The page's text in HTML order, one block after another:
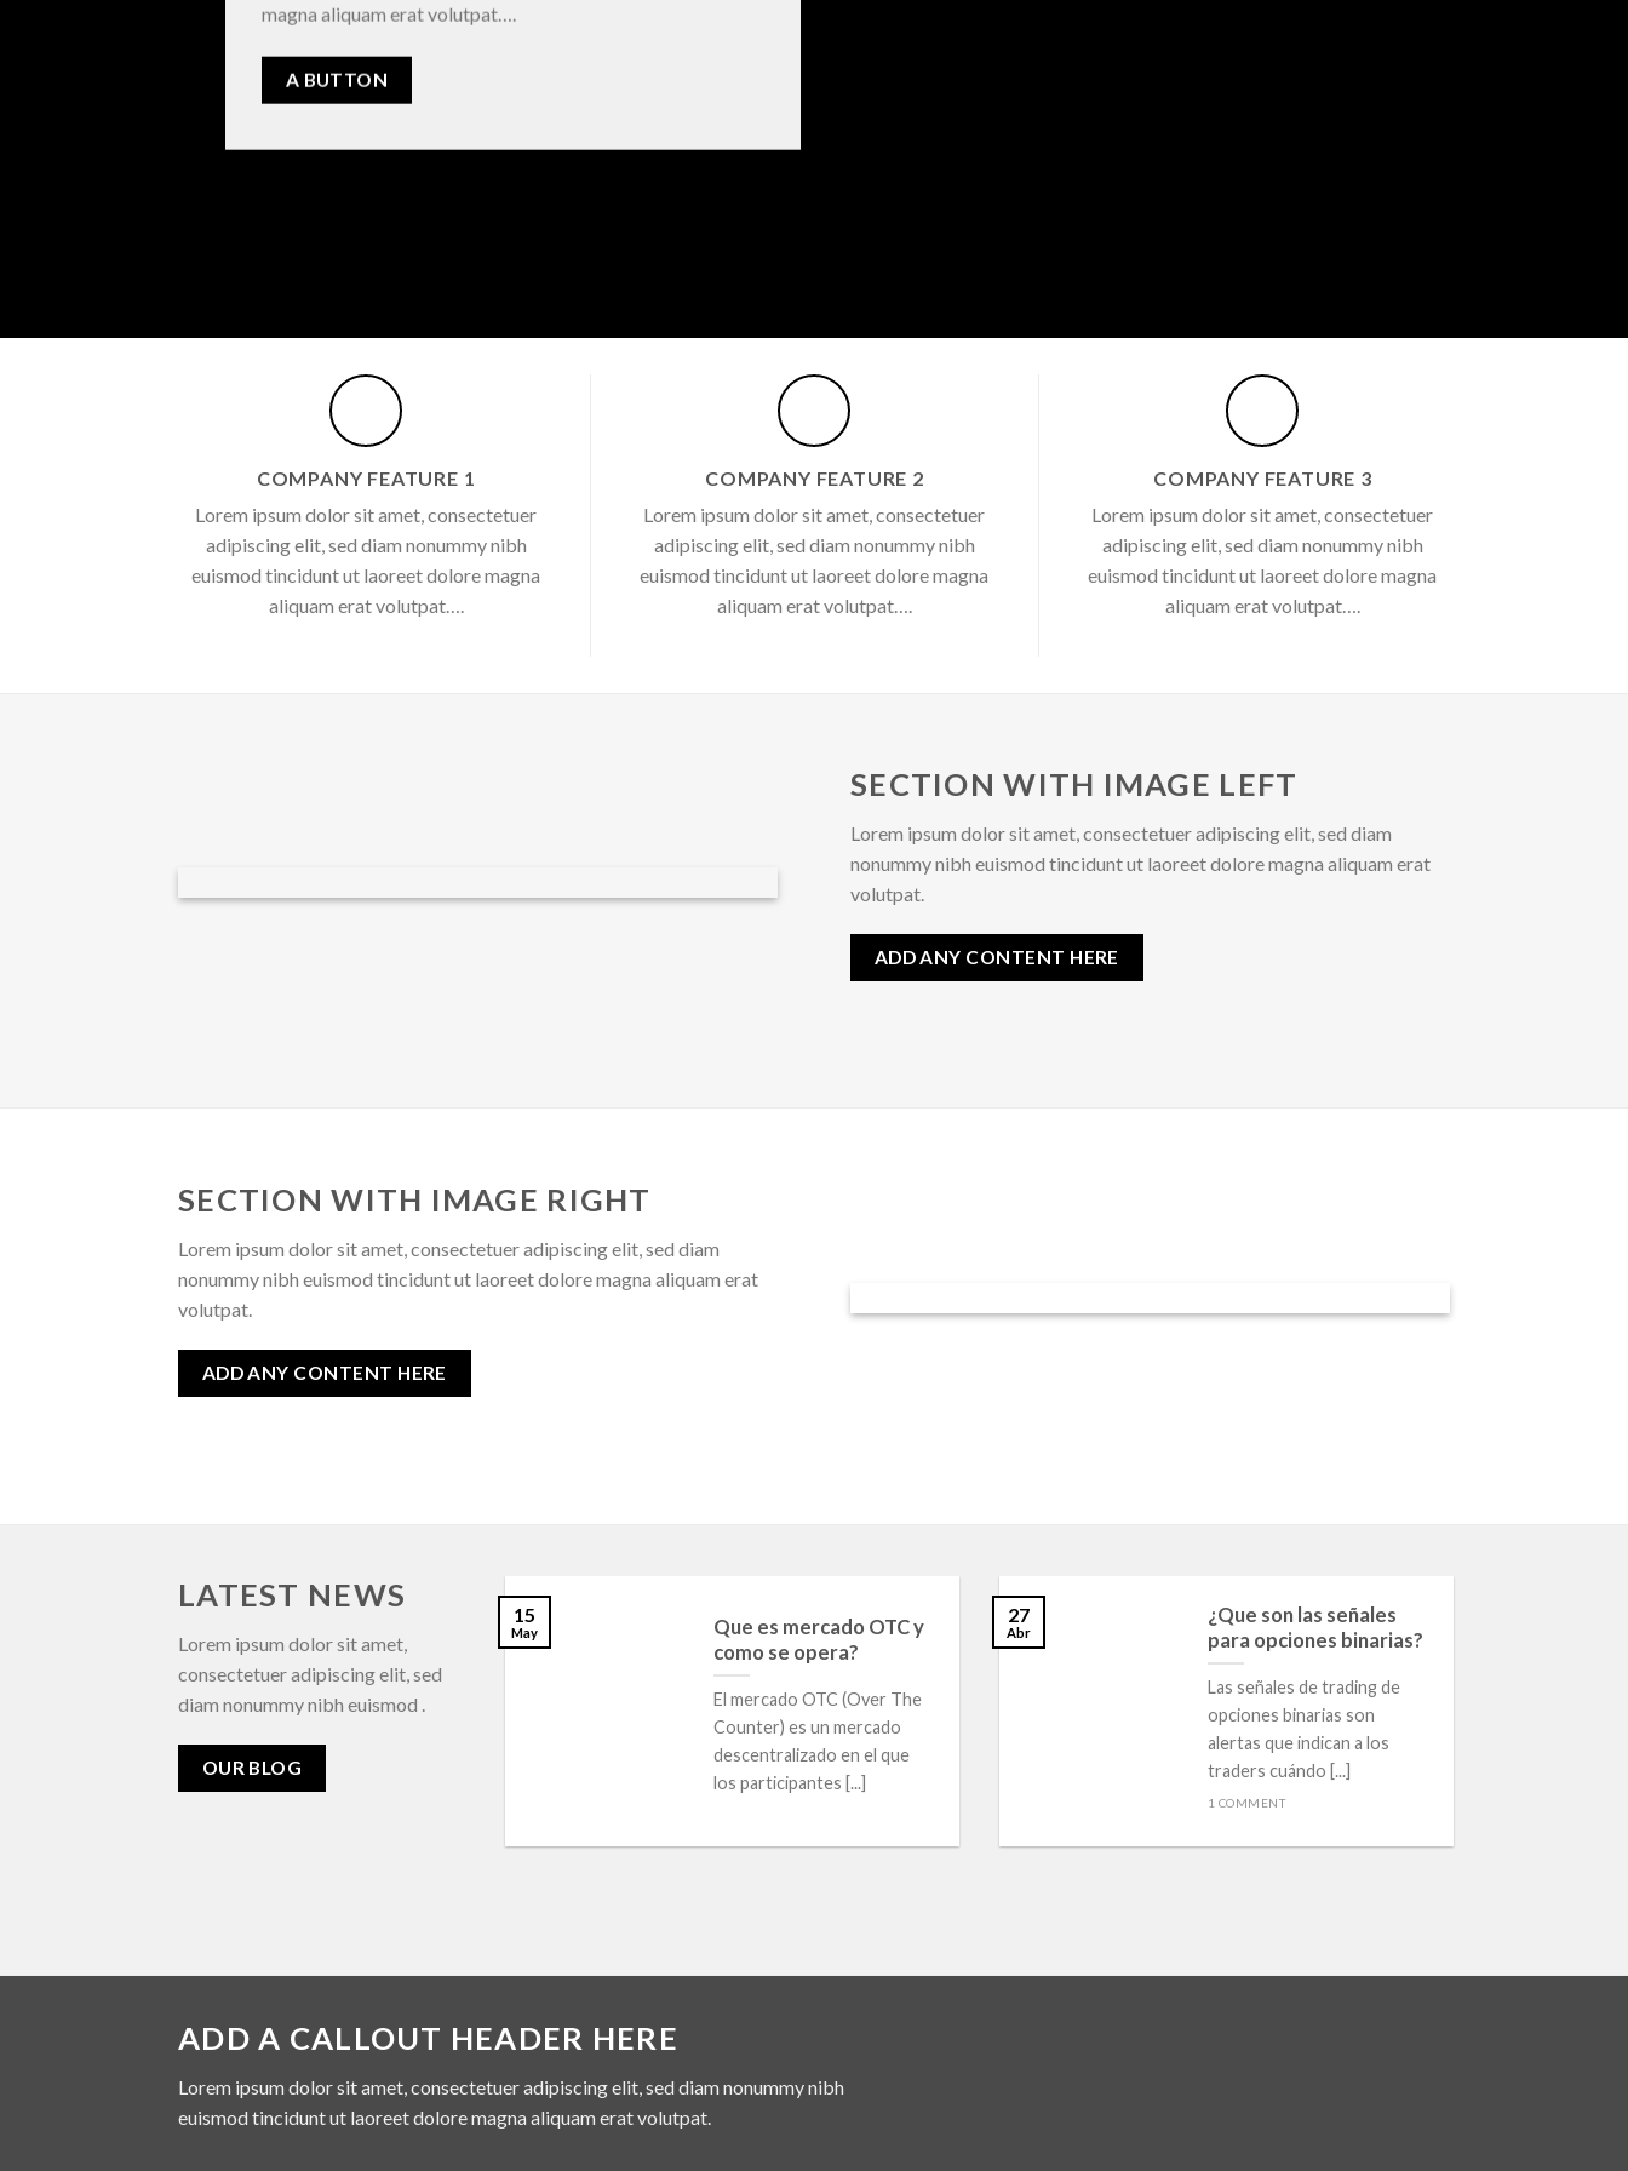
magna aliquam erat volutpat….
A BUTTON
COMPANY FEATURE 1
Lorem ipsum dolor sit amet, consectetuer
adipiscing elit, sed diam nonummy nibh
euismod tincidunt ut laoreet dolore magna
aliquam erat volutpat….
COMPANY FEATURE 2
Lorem ipsum dolor sit amet, consectetuer
adipiscing elit, sed diam nonummy nibh
euismod tincidunt ut laoreet dolore magna
aliquam erat volutpat….
COMPANY FEATURE 3
Lorem ipsum dolor sit amet, consectetuer
adipiscing elit, sed diam nonummy nibh
euismod tincidunt ut laoreet dolore magna
aliquam erat volutpat….
SECTION WITH IMAGE LEFT
Lorem ipsum dolor sit amet, consectetuer adipiscing elit, sed diam
nonummy nibh euismod tincidunt ut laoreet dolore magna aliquam erat
volutpat.
ADD ANY CONTENT HERE
SECTION WITH IMAGE RIGHT
Lorem ipsum dolor sit amet, consectetuer adipiscing elit, sed diam
nonummy nibh euismod tincidunt ut laoreet dolore magna aliquam erat
volutpat.
ADD ANY CONTENT HERE
LATEST NEWS
Lorem ipsum dolor sit amet,
consectetuer adipiscing elit, sed
diam nonummy nibh euismod .
OUR BLOG
Que es mercado OTC y
como se opera?
El mercado OTC (Over The
Counter) es un mercado
descentralizado en el que
los participantes [...]
15
May
¿Que son las señales
para opciones binarias?
Las señales de trading de
opciones binarias son
alertas que indican a los
traders cuándo [...]
1 COMMENT
27
Abr
ADD A CALLOUT HEADER HERE
Lorem ipsum dolor sit amet, consectetuer adipiscing elit, sed diam nonummy nibh
euismod tincidunt ut laoreet dolore magna aliquam erat volutpat.